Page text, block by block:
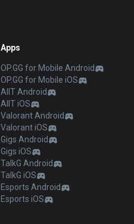
Apps
OP.GG for Mobile Android
OP.GG for Mobile iOS
AllT Android
AllT iOS
Valorant Android
Valorant iOS
Gigs Android
Gigs iOS
TalkG Android
TalkG iOS
Esports Android
Esports iOS